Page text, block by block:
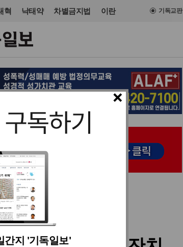
혁 낙태약 차별금지법 이란 기독교판
×
간지 '기독일보'
05. 31 02:47